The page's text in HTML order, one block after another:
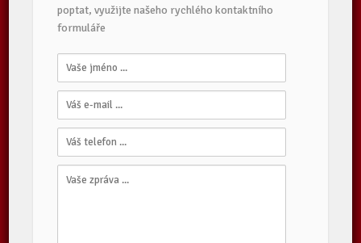
poptat, využijte našeho rychlého kontaktního
formuláře